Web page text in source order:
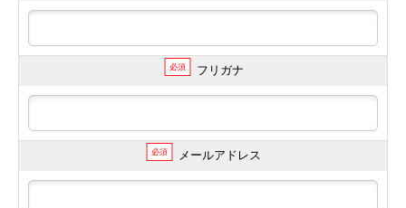
必須 フリガナ
必須 メールアドレス